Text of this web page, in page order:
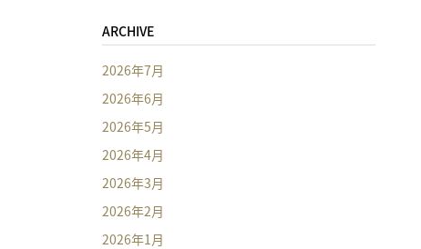
ARCHIVE
2026年7月
2026年6月
2026年5月
2026年4月
2026年3月
2026年2月
2026年1月